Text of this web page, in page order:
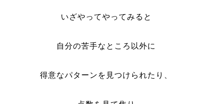
いざやってやってみると
自分の苦手なところ以外に
得意なパターンを見つけられたり、